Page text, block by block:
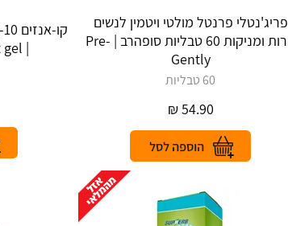
פריג'נטלי פרנטל מולטי ויטמין לנשים
הרות ומניקות 60 טבליות סופהרב | Pre-
Gently
60 טבליות
54.90
₪
| Co Q10 Soft gel סופהרב